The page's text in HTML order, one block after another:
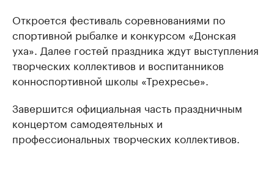
Откроется фестиваль соревнованиями по
спортивной рыбалке и конкурсом «Донская
уха». Далее гостей праздника ждут выступления
творческих коллективов и воспитанников
конноспортивной школы «Трехресье».
Завершится официальная часть праздничным
концертом самодеятельных и
профессиональных творческих коллективов.